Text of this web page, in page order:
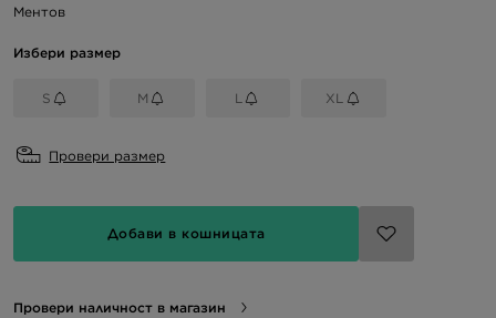
Ментов
Избери размер
S M L XL
Провери размер
Добави в кошницата
Провери наличност в магазин